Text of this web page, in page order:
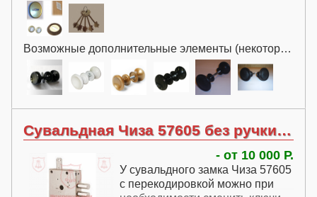
Возможные дополнительные элементы (некоторые за дополнительную плату):
Сувальдная Чиза 57605 без ручки с перекодировкой
- от 10 000 Р.
У сувальдного замка Чиза 57605
с перекодировкой можно при